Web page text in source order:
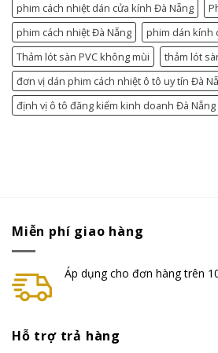
phim cách nhiệt dán cửa kính Đà Nẵng
phim cách nhiệt Đà Nẵng
phim dán kính
Thảm lót sàn PVC không mùi
thảm lót
đơn vị dán phim cách nhiệt ô tô uy tín Đà
định vị ô tô đăng kiểm kinh doanh Đà Nẵng
Miễn phí giao hàng
Áp dụng cho đơn hàng trên
Hỗ trợ trả hàng